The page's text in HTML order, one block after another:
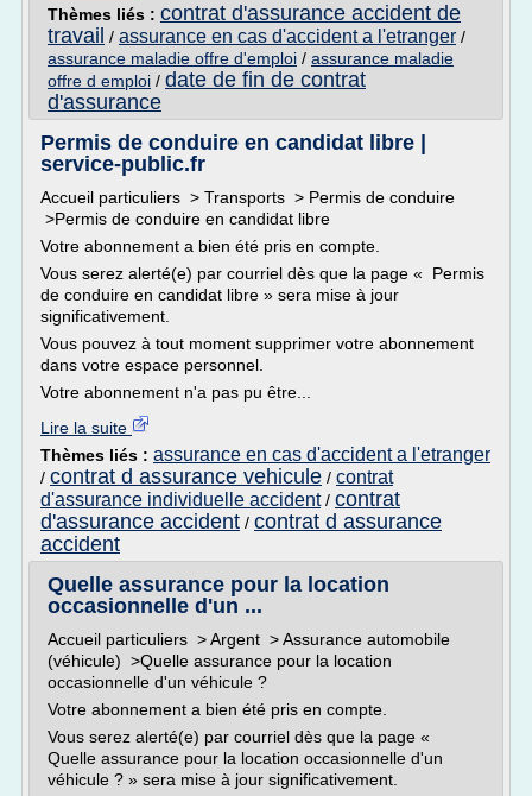
Thèmes liés : contrat d'assurance accident de
travail / assurance en cas d'accident a l'etranger /
assurance maladie offre d'emploi / assurance maladie
offre d emploi / date de fin de contrat
d'assurance
Permis de conduire en candidat libre |
service-public.fr
Accueil particuliers > Transports > Permis de conduire
>Permis de conduire en candidat libre
Votre abonnement a bien été pris en compte.
Vous serez alerté(e) par courriel dès que la page « Permis
de conduire en candidat libre » sera mise à jour
significativement.
Vous pouvez à tout moment supprimer votre abonnement
dans votre espace personnel.
Votre abonnement n'a pas pu être...
Lire la suite
Thèmes liés : assurance en cas d'accident a l'etranger
/ contrat d assurance vehicule / contrat
d'assurance individuelle accident/ contrat
d'assurance accident / contrat d assurance
accident
Quelle assurance pour la location
occasionnelle d'un ...
Accueil particuliers > Argent > Assurance automobile
(véhicule) >Quelle assurance pour la location
occasionnelle d'un véhicule ?
Votre abonnement a bien été pris en compte.
Vous serez alerté(e) par courriel dès que la page «
Quelle assurance pour la location occasionnelle d'un
véhicule ? » sera mise à jour significativement.